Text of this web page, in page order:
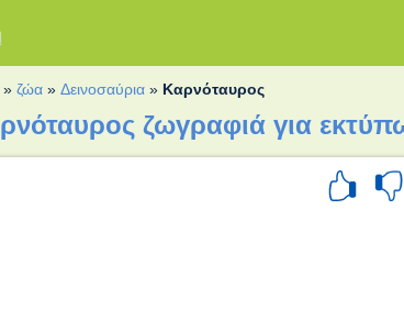
»ζώα »Δεινοσαύρια » Καρνόταυρος
ζωγραφιά για